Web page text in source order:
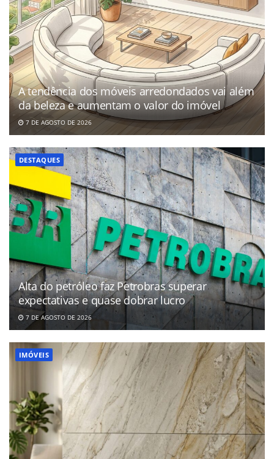
A tendência dos móveis arredondados vai além
da beleza e aumentam o valor do imóvel
7 DE AGOSTO DE 2026
DESTAQUES
Alta do petróleo faz Petrobras superar
expectativas e quase dobrar lucro
7 DE AGOSTO DE 2026
IMÓVEIS